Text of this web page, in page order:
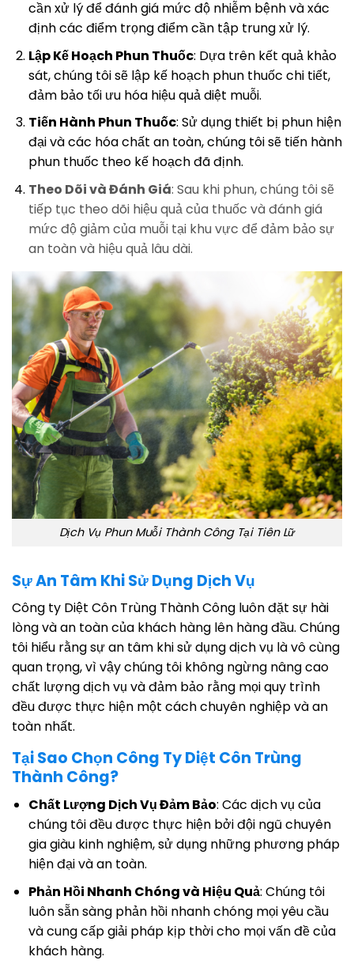
cần xử lý để đánh giá mức độ nhiễm bệnh và xác
định các điểm trọng điểm cần tập trung xử lý.
Lập Kế Hoạch Phun Thuốc: Dựa trên kết quả khảo
sát, chúng tôi sẽ lập kế hoạch phun thuốc chi tiết,
đảm bảo tối ưu hóa hiệu quả diệt muỗi.
Tiến Hành Phun Thuốc: Sử dụng thiết bị phun hiện
đại và các hóa chất an toàn, chúng tôi sẽ tiến hành
phun thuốc theo kế hoạch đã định.
Theo Dõi và Đánh Giá: Sau khi phun, chúng tôi sẽ
tiếp tục theo dõi hiệu quả của thuốc và đánh giá
mức độ giảm của muỗi tại khu vực để đảm bảo sự
an toàn và hiệu quả lâu dài.
Dịch Vụ Phun Muỗi Thành Công Tại Tiên Lữ
Sự An Tâm Khi Sử Dụng Dịch Vụ
Công ty Diệt Côn Trùng Thành Công luôn đặt sự hài
lòng và an toàn của khách hàng lên hàng đầu. Chúng
tôi hiểu rằng sự an tâm khi sử dụng dịch vụ là vô cùng
quan trọng, vì vậy chúng tôi không ngừng nâng cao
chất lượng dịch vụ và đảm bảo rằng mọi quy trình
đều được thực hiện một cách chuyên nghiệp và an
toàn nhất.
Tại Sao Chọn Công Ty Diệt Côn Trùng
Thành Công?
Chất Lượng Dịch Vụ Đảm Bảo: Các dịch vụ của
chúng tôi đều được thực hiện bởi đội ngũ chuyên
gia giàu kinh nghiệm, sử dụng những phương pháp
hiện đại và an toàn.
Phản Hồi Nhanh Chóng và Hiệu Quả: Chúng tôi
luôn sẵn sàng phản hồi nhanh chóng mọi yêu cầu
và cung cấp giải pháp kịp thời cho mọi vấn đề của
khách hàng.